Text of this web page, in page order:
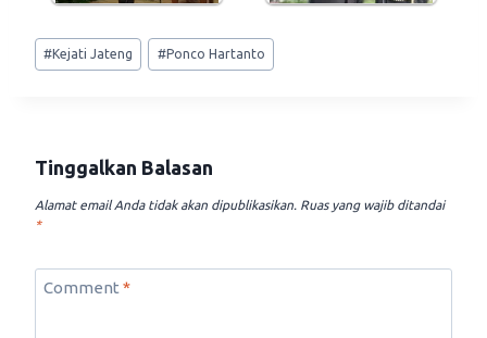
Post
Tags:
#Kejati Jateng #Ponco Hartanto
Tinggalkan Balasan
Alamat email Anda tidak akan dipublikasikan. Ruas yang wajib ditandai
*
Comment *